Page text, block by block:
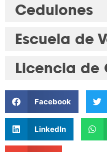
Cedulones
Escuela de
Licencia de
Facebook
LinkedIn